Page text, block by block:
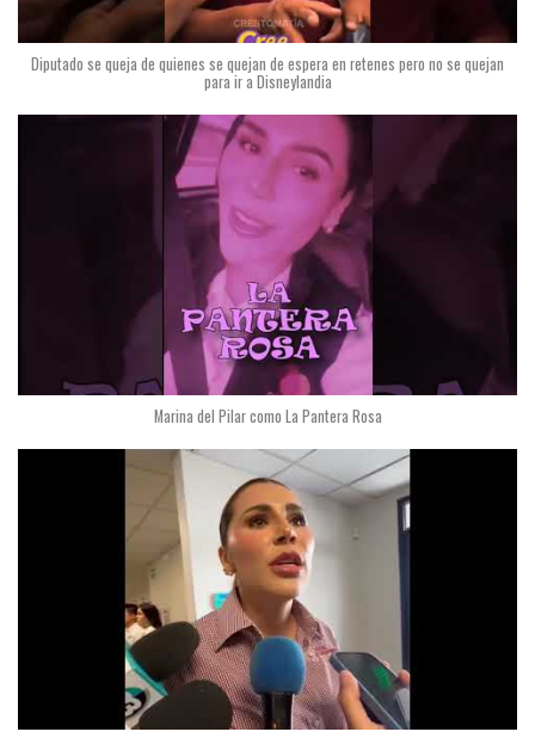
Diputado se queja de quienes se quejan de espera en retenes pero no se quejan
para ir a Disneylandia
Marina del Pilar como La Pantera Rosa